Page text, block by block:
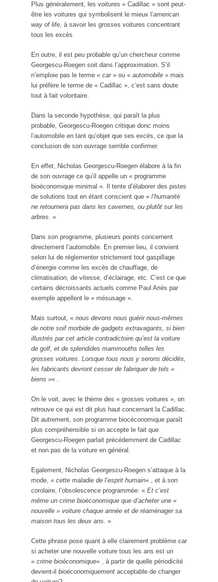
Plus généralement, les voitures « Cadillac » sont peut-
être les voitures qui symbolisent le mieux l’american
way of life, à savoir les grosses voitures concentrant
tous les excès.
En outre, il est peu probable qu’un chercheur comme
Georgescu-Roegen soit dans l’approximation. S’il
n’emploie pas le terme « car» ou « automobile » mais
lui préfère le terme de « Cadillac », c’est sans doute
tout à fait volontaire.
Dans la seconde hypothèse, qui paraît la plus
probable, Georgescu-Roegen critique donc moins
l’automobile en tant qu’objet que ses excès, ce que la
conclusion de son ouvrage semble confirmer.
En effet, Nicholas Georgescu-Roegen élabore à la fin
de son ouvrage ce qu’il appelle un « programme
bioéconomique minimal ». Il tente d’élaborer des pistes
de solutions tout en étant conscient que « l’humanité
ne retournera pas dans les cavernes, ou plutôt sur les
arbres. »
Dans son programme, plusieurs points concernent
directement l’automobile. En premier lieu, il convient
selon lui de réglementer strictement tout gaspillage
d’énergie comme les excès de chauffage, de
climatisation, de vitesse, d’éclairage, etc. C’est ce que
certains décroissants actuels comme Paul Ariès par
exemple appellent le « mésusage ».
Mais surtout, « nous devons nous guérir nous-mêmes
de notre soif morbide de gadgets extravagants, si bien
illustrés par cet article contradictoire qu’est la voiture
de golf, et de splendides mammouths telles les
grosses voitures. Lorsque tous nous y serons décidés,
les fabricants devront cesser de fabriquer de tels «
biens »« .
On le voit, avec le thème des « grosses voitures », on
retrouve ce qui est dit plus haut concernant la Cadillac.
Dit autrement, son programme biocéconomique paraît
plus compréhensible si on accepte le fait que
Georgescu-Roegen parlait précédemment de Cadillac
et non pas de la voiture en général.
Egalement, Nicholas Georgescu-Roegen s’attaque à la
mode, « cette maladie de l’esprit humain« , et à son
corolaire, l’obsolescence programmée: « Et c’est
même un crime bioéconomique que d’acheter une «
nouvelle » voiture chaque année et de réaménager sa
maison tous les deux ans. »
Cette phrase pose quant à elle clairement problème car
si acheter une nouvelle voiture tous les ans est un
« crime bioéconomique« , à partir de quelle périodicité
devient-il bioéconomiquement acceptable de changer